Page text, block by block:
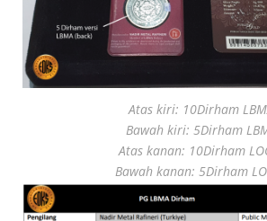
Atas kiri: 10Dirham
Bawah kiri: 5Dirham
Atas kanan: 10Dirham
Bawah kanan: 5Dirham